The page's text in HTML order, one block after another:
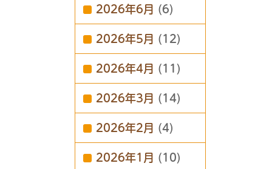
2026年6月 (6)
2026年5月 (12)
2026年4月 (11)
2026年3月 (14)
2026年2月 (4)
2026年1月 (10)